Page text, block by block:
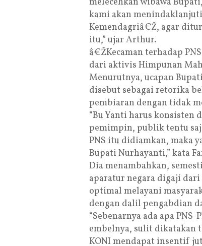
kami akan menindaklanjuti
Kemendagriâ€Ž, agar
itu,” ujar Arthur.
â€ŽKecaman terhadap
dari aktivis Himpunan
Menurutnya, ucapan
disebut sebagai retorika
pembiaran dengan tidak
“Bu Yanti harus konsisten
pemimpin, publik tentu
PNS itu didiamkan, maka
Bupati Nurhayanti,” kata
Dia menambahkan,
aparatur negara digaji
optimal melayani
dengan dalil pengabdian
“Sebenarnya ada apa
embelnya, sulit dikatakan
KONI mendapat insentif